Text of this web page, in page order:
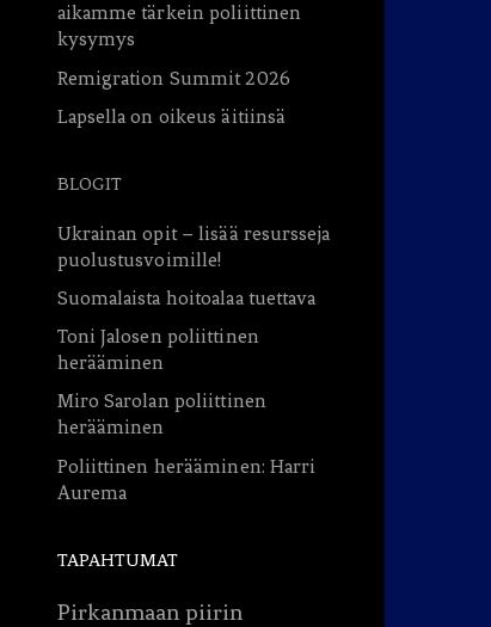
aikamme tärkein poliittinen
kysymys
Remigration Summit 2026
Lapsella on oikeus äitiinsä
BLOGIT
Ukrainan opit – lisää resursseja
puolustusvoimille!
Suomalaista hoitoalaa tuettava
Toni Jalosen poliittinen
herääminen
Miro Sarolan poliittinen
herääminen
Poliittinen herääminen: Harri
Aurema
TAPAHTUMAT
Pirkanmaan piirin